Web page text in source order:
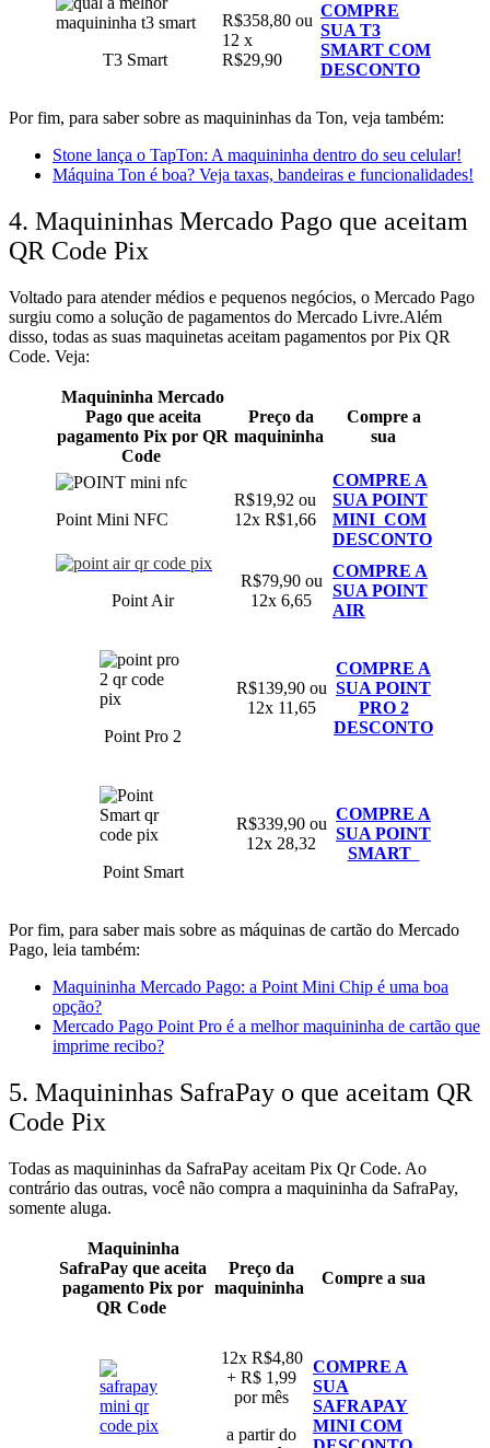
T3 Smart
R$358,80 ou
12 x
R$29,90
COMPRE
SUA T3
SMART COM
DESCONTO
Por fim, para saber sobre as maquininhas da Ton, veja também:
Stone lança o TapTon: A maquininha dentro do seu celular!
Máquina Ton é boa? Veja taxas, bandeiras e funcionalidades!
4. Maquininhas Mercado Pago que aceitam
QR Code Pix
Voltado para atender médios e pequenos negócios, o Mercado Pago
surgiu como a solução de pagamentos do Mercado Livre.Além
disso, todas as suas maquinetas aceitam pagamentos por Pix QR
Code. Veja:
Maquininha Mercado
Pago que aceita
pagamento Pix por QR
Code
Preço da
maquininha
Compre a
sua
Point Mini NFC
R$19,92 ou
12x R$1,66
COMPRE A
SUA POINT
MINI COM
DESCONTO
Point Air
R$79,90 ou
12x 6,65
COMPRE A
SUA POINT
AIR
Point Pro 2
R$139,90 ou
12x 11,65
COMPRE A
SUA POINT
PRO 2
DESCONTO
Point Smart
R$339,90 ou
12x 28,32
COMPRE A
SUA POINT
SMART
Por fim, para saber mais sobre as máquinas de cartão do Mercado
Pago, leia também:
Maquininha Mercado Pago: a Point Mini Chip é uma boa
opção?
Mercado Pago Point Pro é a melhor maquininha de cartão que
imprime recibo?
5. Maquininhas SafraPay o que aceitam QR
Code Pix
Todas as maquininhas da SafraPay aceitam Pix Qr Code. Ao
contrário das outras, você não compra a maquininha da SafraPay,
somente aluga.
Maquininha
SafraPay que aceita
pagamento Pix por
QR Code
Preço da
maquininha
Compre a sua
12x R$4,80
+ R$ 1,99
por mês
a partir do
COMPRE A
SUA
SAFRAPAY
MINI COM